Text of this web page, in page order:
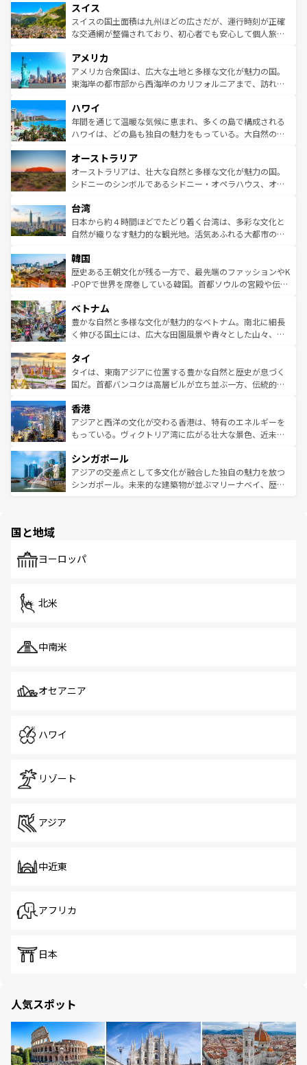
れる地方に足を運ぶとそれぞれで全く異なる文化を体験で
きるだろう。 なお、新着のフランス情報はコンテンツ一覧
を参照してほしい。
は、お酒好きな人にはぜひ体験してほしい。 なお、新着の
ドイツ情報はコンテンツ一覧を参照してほしい。
リアごとに異なる魅力がある。また、優雅なアフタヌーン
ティー、ビール好きにはたまらない英国パブ、サッカー観
戦など、本場だからこそできる体験も豊富。イギリスを旅
ンツ一覧を参照してほしい。
スイス
スイスの国土面積は九州ほどの広さだが、運行時刻が正確
な交通網が整備されており、初心者でも安心して個人旅行
の建物がそのまま残る町や、スイスならではのユニークな
博物館もあり、アルプス観光だけでなく町歩きも満喫する
ことができる。国民の所得が高いため物価も高いが、旅行
ば市内交通費無料で観光を楽しむこともできる。 なお、新
着のスイス情報はコンテンツ一覧 を参照してほしい。
アメリカ
アメリカ合衆国は、広大な土地と多様な文化が魅力の国。
東海岸の都市部から西海岸のカリフォルニアまで、訪れる
のような巨大都市は、観光、ショッピング、エンターテイ
ンメントが詰まった刺激的なスポットだ。一方、アメリカ
西部には大自然が広がり、グランドキャニオンやイエロー
部のニューオーリンズでは、音楽と美食が融合した独特の
文化が魅力。旅行者はアメリカの各地域で異なる魅力を楽
しみながら、その多様性と豊かな歴史を感じることができ
ならではの贅沢な旅のスタイルだ。 なお、新着のアメリカ
情報はコンテンツ一覧を参照してほしい。
ハワイ
年間を通じて温暖な気候に恵まれ、多くの島で構成される
ハワイは、どの島も独自の魅力をもっている。大自然の神
ワイ島は見逃せない。また、定番の観光地といえばオアフ
島だが、静かな自然を求めるならマウイ島やカウアイ島が
おすすめ。エメラルドグリーンに輝く海をはじめ、豊かな
れるおもてなしの心で訪れる人々を迎えてくれるハワイの
人々、おいしいローカルフードやハワイアンミュージッ
ク、伝統的なフラダンスなど、すべてがハワイの魅力を彩
ワイを、存分に味わってほしい。 なお、新着のハワイ情報
はコンテンツ一覧を参照してほしい。
オーストラリア
オーストラリアは、壮大な自然と多様な文化が魅力の国。
シドニーのシンボルであるシドニー・オペラハウス、オー
リアリーフや大陸中央部にそびえるウルル（エアーズロッ
ク）、タスマニアの美しい原生林やケアンズの熱帯雨林な
ど、見どころがたくさん。また、カフェやワイン、オージ
いる。アクティビティも充実しており、サーフィンやダイ
ビング、ハイキングなど、アウトドア好きにはたまらな
い。オーストラリアの多彩な魅力を存分に味わいつくそ
参照してほしい。
台湾
日本から約４時間ほどでたどり着く台湾は、多彩な文化と
自然が織りなす魅力的な観光地。活気あふれる大都市の台
ン）、静ひつな山岳地帯である台湾東部など、都市の喧騒
と山間の静けさが共存しており、訪れる人に新しい発見と
驚きをもたらしてくれる。また、奥深い台湾の食文化も魅
容にもいいと評判のスイーツなど、バラエティ豊かな料理
が味わえる。 なお、新着の台湾情報は コンテンツ一覧を参
照してほしい。
韓国
歴史ある王朝文化が残る一方で、最先端のファッションやK
-POPで世界を席巻している韓国。首都ソウルの宮殿や伝統
き、地方に足を延ばせば四季折々の自然美を楽しむことが
できる。そして、キムチや焼肉、絶品のストリートフード
まで、さまざまな韓国料理が待っている。夜には、韓国な
リティに包まれながら、韓国の多彩な魅力を心ゆくまで味
わってみてほしい。 なお、新着の韓国情報はコンテンツ一
覧を参照してほしい。
ベトナム
豊かな自然と多様な文化が魅力的なベトナム。南北に細長
く伸びる国土には、広大な田園風景や青々とした山々、世
急速な発展と共に伝統が息づく。ハノイの古い町並みやホ
ーチミン市のフランス統治時代の建物も、独特の雰囲気を
醸し出している。また、バラエティの豊かさとおいしさで
とつ。フォーやバインミー、ベトナムコーヒーなどは、ぜ
ひ現地で味わいたい。どの地域を訪れてもあたたかい人々
が旅行者を迎えてくれるので、きっと忘れられない旅にな
参照してほしい。
タイ
タイは、東南アジアに位置する豊かな自然と歴史が息づく
国だ。首都バンコクは高層ビルが立ち並ぶ一方、伝統的な
の活気が交差している。北部ではチェンマイなどの山岳地
帯で自然と触れ合い、南部ではプーケットやクラビの美し
いビーチでリゾート気分を楽しむことができる。タイ料理
激する。気候は一年中温暖で、どの季節にも異なる楽しみ
が待っている。親しみやすいタイの人々、仏教を中心とし
た文化、そして多様な観光資源が、訪れる旅人を魅了し続
香港
アジアと西洋の文化が交わる香港は、特有のエネルギーを
もっている。ヴィクトリア湾に広がる壮大な景色、近未来
み、どこを訪れても感動するはず。観光スポットが密集し
ており、効率よく見どころを回れるのも魅力。息をのむよ
うな絶景から文化的な体験まで、香港を存分に楽しみ尽く
シンガポール
アジアの交差点として多文化が融合した独自の魅力を放つ
シンガポール。未来的な建築物が並ぶマリーナベイ、歴史
で、ホーカーズは地元の風情を楽しめる外せないスポット
国と地域
ヨーロッパ
北米
中南米
オセアニア
ハワイ
リゾート
アジア
中近東
アフリカ
日本
人気スポット